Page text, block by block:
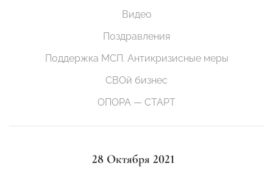
Видео
Поздравления
Поддержка МСП. Антикризисные меры
СВОй бизнес
ОПОРА — СТАРТ
28 Октября 2021